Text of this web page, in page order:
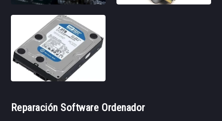
Reparación Software Ordenador